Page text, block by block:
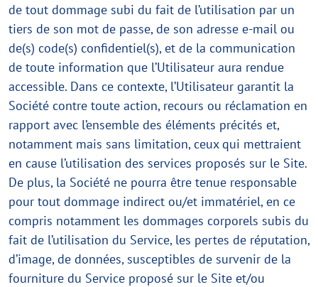
de tout dommage subi du fait de l’utilisation par un
tiers de son mot de passe, de son adresse e-mail ou
de(s) code(s) confidentiel(s), et de la communication
de toute information que l’Utilisateur aura rendue
accessible. Dans ce contexte, l’Utilisateur garantit la
Société contre toute action, recours ou réclamation en
rapport avec l’ensemble des éléments précités et,
notamment mais sans limitation, ceux qui mettraient
en cause l’utilisation des services proposés sur le Site.
De plus, la Société ne pourra être tenue responsable
pour tout dommage indirect ou/et immatériel, en ce
compris notamment les dommages corporels subis du
fait de l’utilisation du Service, les pertes de réputation,
d’image, de données, susceptibles de survenir de la
fourniture du Service proposé sur le Site et/ou